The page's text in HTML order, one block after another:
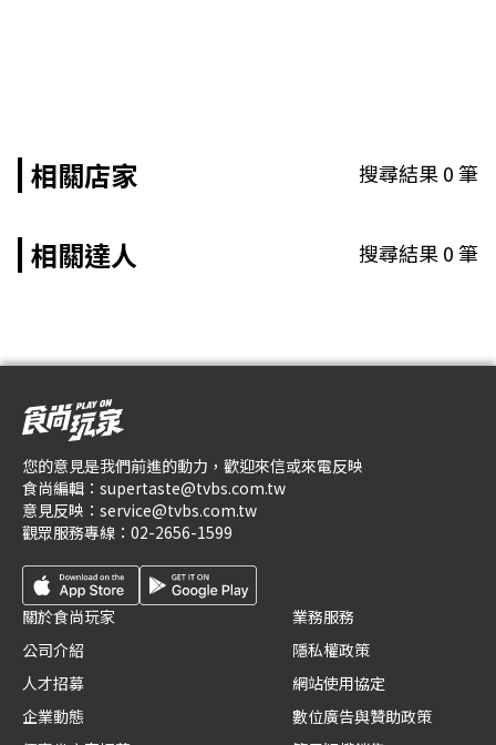
相關店家 搜尋結果0筆
相關達人 搜尋結果0筆
您的意見是我們前進的動力，歡迎來信或來電反映
食尚編輯： supertaste@tvbs.com.tw
意見反映： service@tvbs.com.tw
觀眾服務專線： 02-2656-1599
關於食尚玩家
公司介紹
人才招募
企業動態
業務服務
隱私權政策
網站使用協定
數位廣告與贊助政策